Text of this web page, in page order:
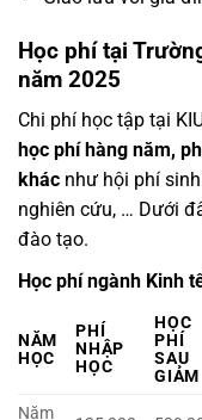
Học phí tại
năm 2025
Chi phí học tập tại
học phí hàng năm,
khác như hội phí
nghiên cứu, … Dưới
đào tạo.
Học phí ngành Kinh
NĂM
HỌC
PHÍ
NHẬP
HỌC
HỌC
PHÍ
SAU
GIẢM
Năm